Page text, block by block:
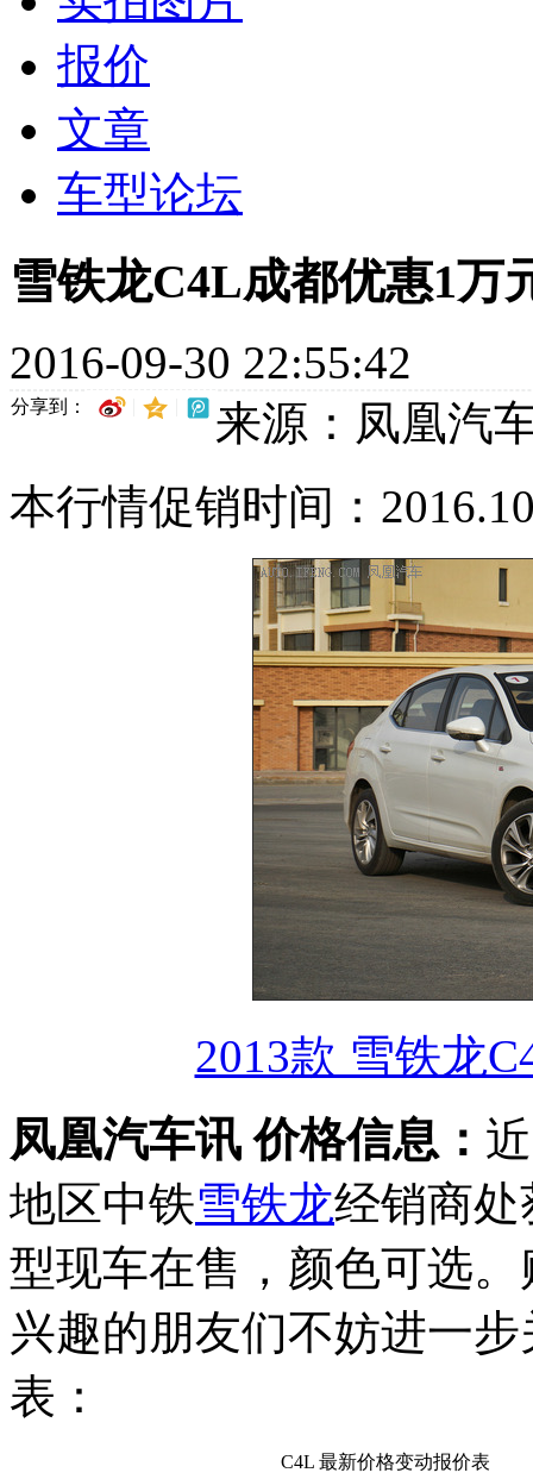
报价
文章
车型论坛
雪铁龙C4L成都优惠1万
2016-09-30 22:55:42
分享到：
来源：凤凰汽
本行情促销时间：
2013款 雪铁龙
凤凰汽车讯 价格信息：
地区中铁雪铁龙经销商
型现车在售，颜色可选
兴趣的朋友们不妨进一
表：
C4L 最新价格变动报价表